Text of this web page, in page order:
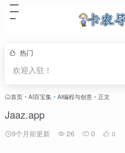
热门
欢迎入驻！
首页 • AI百宝集 • AI编程与创意 • 正文
Jaaz.app
9个月前更新 26 0 0